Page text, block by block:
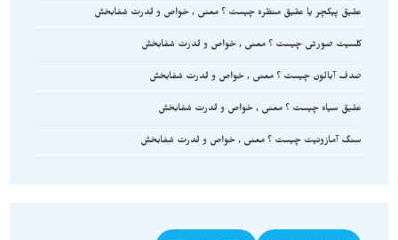
عقیق پیکچر یا عقیق منظره چیست ؟ معنی , خواص و قدرت شفابخش
کلسیت صورتی چیست ؟ معنی , خواص و قدرت شفابخش
صدف آبالون چیست ؟ معنی , خواص و قدرت شفابخش
عقیق سیاه چیست ؟ معنی , خواص و قدرت شفابخش
سنگ آمازونیت چیست ؟ معنی , خواص و قدرت شفابخش